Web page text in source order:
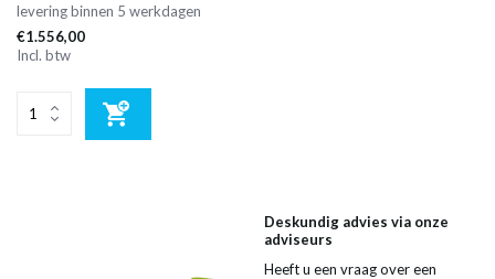
levering binnen 5 werkdagen
€1.556,00
Incl. btw
Deskundig advies via onze
adviseurs
Heeft u een vraag over een